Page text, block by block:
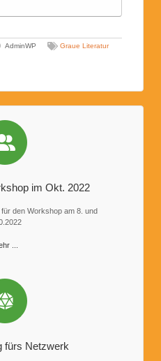
AdminWP
Graue Literatur
im Okt. 2022
den Workshop am 8. und
...
fürs Netzwerk